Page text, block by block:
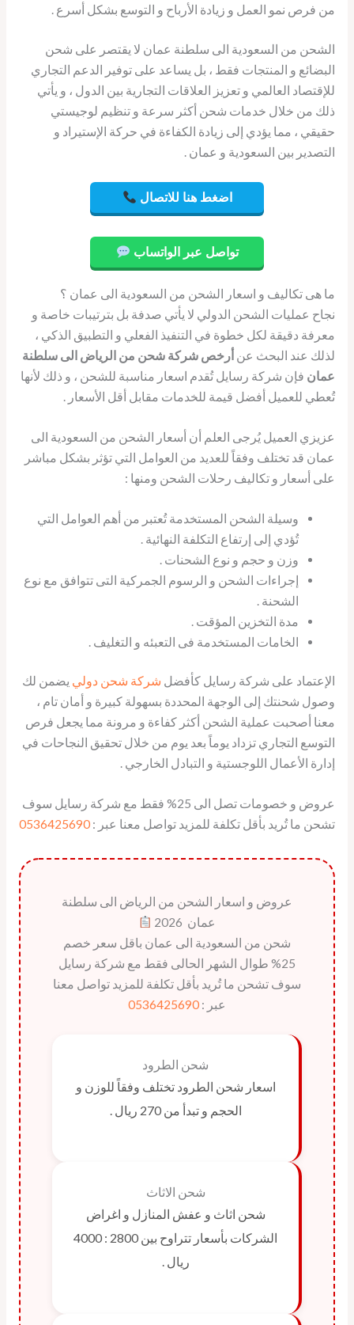
من فرص نمو العمل و زيادة الأرباح و التوسع بشكل أسرع .
الشحن من السعودية الى سلطنة عمان لا يقتصر على شحن
البضائع و المنتجات فقط ، بل يساعد على توفير الدعم التجاري
للإقتصاد العالمي و تعزيز العلاقات التجارية بين الدول ، و يأتي
ذلك من خلال خدمات شحن أكثر سرعة و تنظيم لوجيستي
حقيقي ، مما يؤدي إلى زيادة الكفاءة في حركة الإستيراد و
التصدير بين السعودية و عمان .
اضغط هنا للاتصال
تواصل عبر الواتساب
ما هى تكاليف و اسعار الشحن من السعودية الى عمان ؟
نجاح عمليات الشحن الدولي لا يأتي صدفة بل بترتيبات خاصة و
معرفة دقيقة لكل خطوة في التنفيذ الفعلي و التطبيق الذكي ،
لذلك عند البحث عن أرخص شركة شحن من الرياض الى سلطنة
عمان فإن شركة رسايل تُقدم اسعار مناسبة للشحن ، و ذلك لأنها
تُعطي للعميل أفضل قيمة للخدمات مقابل أقل الأسعار .
عزيزي العميل يُرجى العلم أن أسعار الشحن من السعودية الى
عمان قد تختلف وفقاً للعديد من العوامل التي تؤثر بشكل مباشر
على أسعار و تكاليف رحلات الشحن ومنها :
وسيلة الشحن المستخدمة تُعتبر من أهم العوامل التي
تُؤدي إلى إرتفاع التكلفة النهائية .
وزن و حجم و نوع الشحنات .
إجراءات الشحن و الرسوم الجمركية التى تتوافق مع نوع
الشحنة .
مدة التخزين المؤقت .
الخامات المستخدمة فى التعبئه و التغليف .
الإعتماد على شركة رسايل كأفضل شركة شحن دولي يضمن لك
وصول شحنتك إلى الوجهة المحددة بسهولة كبيرة و أمان تام ،
معنا أصحبت عملية الشحن أكثر كفاءة و مرونة مما يجعل فرص
التوسع التجاري تزداد يوماً بعد يوم من خلال تحقيق النجاحات في
إدارة الأعمال اللوجستية و التبادل الخارجي .
عروض و خصومات تصل الى 25% فقط مع شركة رسايل سوف
تشحن ما تُريد بأقل تكلفة للمزيد تواصل معنا عبر : 0536425690
عروض و اسعار الشحن من الرياض الى سلطنة
عمان 2026
شحن من السعودية الى عمان باقل سعر خصم
25% طوال الشهر الحالى فقط مع شركة رسايل
سوف تشحن ما تُريد بأقل تكلفة للمزيد تواصل معنا
عبر : 0536425690
شحن الطرود
اسعار شحن الطرود تختلف وفقاً للوزن و
الحجم و تبدأ من 270 ريال .
شحن الاثاث
شحن اثاث و عفش المنازل و اغراض
الشركات بأسعار تتراوح بين 2800 : 4000
ريال .